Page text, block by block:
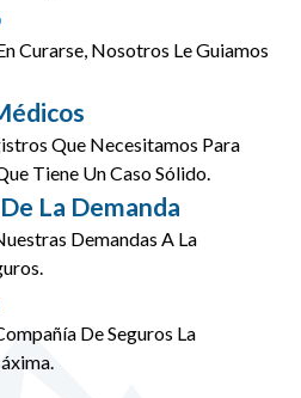
Curarse, Nosotros Le Guiamos
Que Necesitamos Para
Tiene Un Caso Sólido.
La Demanda
Demandas A La
De Seguros La